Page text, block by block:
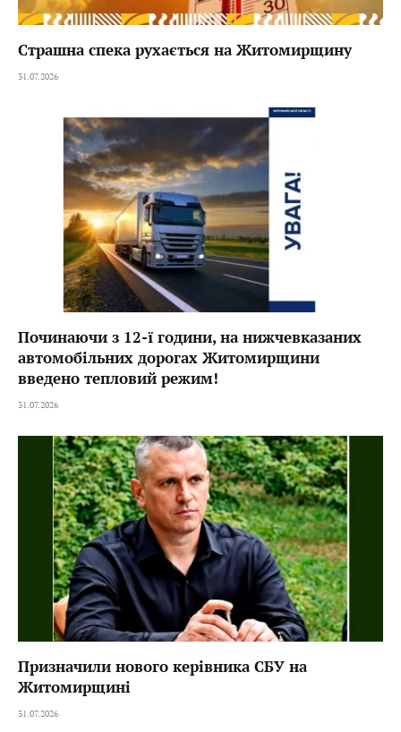
Страшна спека рухається на Житомирщину
31.07.2026
Починаючи з 12-ї години, на нижчевказаних
автомобільних дорогах Житомирщини
введено тепловий режим!
31.07.2026
Призначили нового керівника СБУ на
Житомирщині
31.07.2026